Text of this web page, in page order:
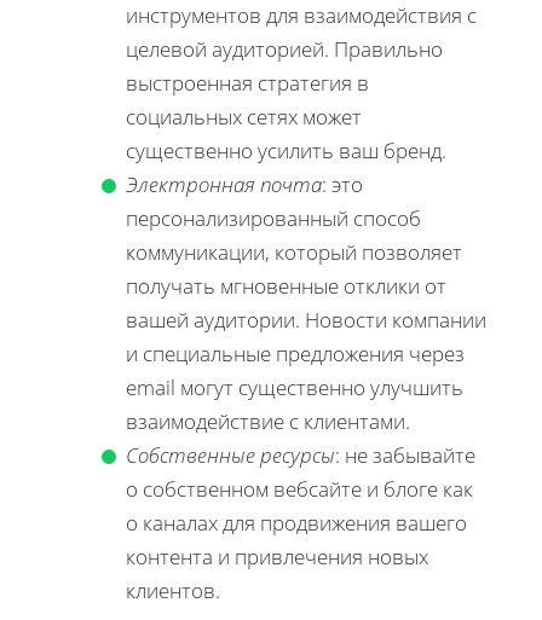
инструментов для взаимодействия с
целевой аудиторией. Правильно
выстроенная стратегия в
социальных сетях может
существенно усилить ваш бренд.
Электронная почта: это
персонализированный способ
коммуникации, который позволяет
получать мгновенные отклики от
вашей аудитории. Новости компании
и специальные предложения через
email могут существенно улучшить
взаимодействие с клиентами.
Собственные ресурсы: не забывайте
о собственном вебсайте и блоге как
о каналах для продвижения вашего
контента и привлечения новых
клиентов.